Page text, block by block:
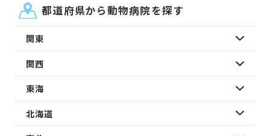
都道府県から動物病院を探す
関東
関西
東海
北海道